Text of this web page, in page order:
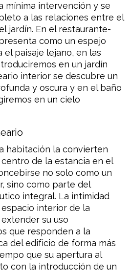
mínima intervención y se
a las relaciones entre el
jardín. En el restaurante-
como un espejo
paisaje lejano, en las
en un jardín
interior se descubre un
y oscura y en el baño
en un cielo
habitación la convierten
de la estancia en el
no solo como un
sino como parte del
integral. La intimidad
interior de la
su uso
que responden a la
del edificio de forma más
que su apertura al
con la introducción de un